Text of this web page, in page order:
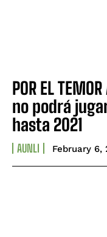
POR EL
no podrá
hasta 2021
AUNLI February 6,